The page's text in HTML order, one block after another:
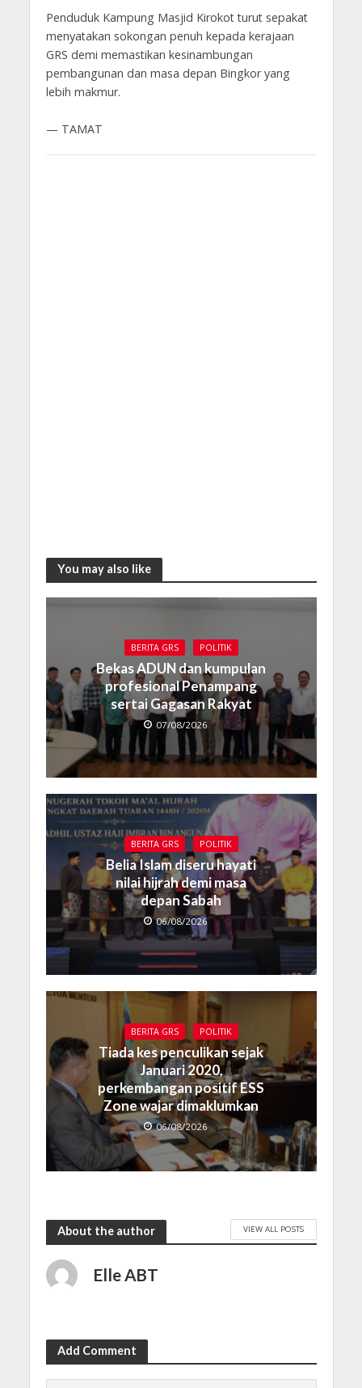
Penduduk Kampung Masjid Kirokot turut sepakat
menyatakan sokongan penuh kepada kerajaan
GRS demi memastikan kesinambungan
pembangunan dan masa depan Bingkor yang
lebih makmur.
— TAMAT
You may also like
BERITA GRS POLITIK
Bekas ADUN dan kumpulan
profesional Penampang
sertai Gagasan Rakyat
07/08/2026
BERITA GRS POLITIK
Belia Islam diseru hayati
nilai hijrah demi masa
depan Sabah
06/08/2026
BERITA GRS POLITIK
Tiada kes penculikan sejak
Januari 2020,
perkembangan positif ESS
Zone wajar dimaklumkan
06/08/2026
About the author VIEW ALL POSTS
Elle ABT
Add Comment